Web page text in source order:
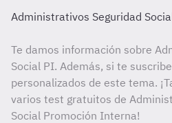
Administrativos Seguridad
Te damos información sobre
Social PI. Además, si te
personalizados de este tema.
varios test gratuitos de
Social Promoción Interna!